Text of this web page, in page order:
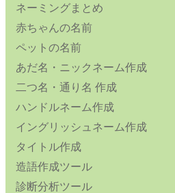
ネーミングまとめ
赤ちゃんの名前
ペットの名前
あだ名・ニックネーム作成
二つ名・通り名 作成
ハンドルネーム作成
イングリッシュネーム作成
タイトル作成
造語作成ツール
診断分析ツール